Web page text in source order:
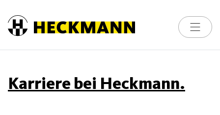
Toggle
Karriere bei Heckmann.